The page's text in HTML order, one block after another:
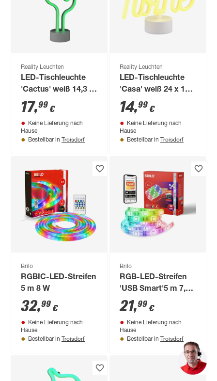
Reality Leuchten
LED-Tischleuchte
'Cactus' weiß 14,3 x
29,6 x 8,5 cm
17,99 €
Keine Lieferung nach
Hause
Bestellbar in Troisdorf
Reality Leuchten
LED-Tischleuchte
'Casa' weiß 24 x 16,5
x 8,5 cm
14,99 €
Keine Lieferung nach
Hause
Bestellbar in Troisdorf
Brilo
RGBIC-LED-Streifen
5 m 8 W
32,99 €
Keine Lieferung nach
Hause
Bestellbar in Troisdorf
Brilo
RGB-LED-Streifen
'USB Smart'5 m 7,5
W
21,99 €
Keine Lieferung nach
Hause
Bestellbar in Troisdorf